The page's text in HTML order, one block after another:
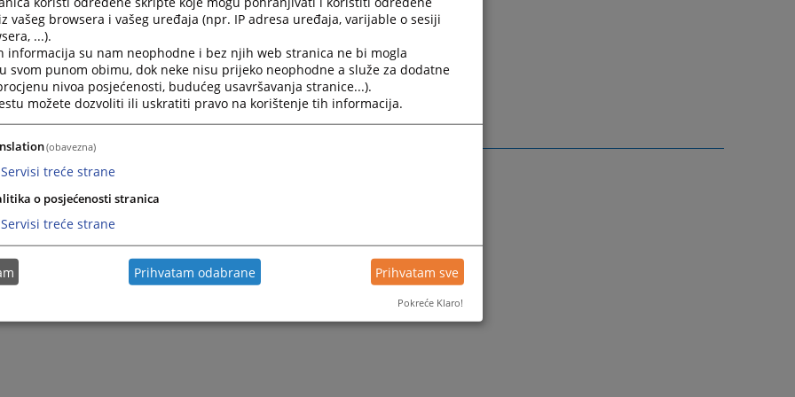
opsud-gracanica@pravosudje.ba
prijema pismena uposlenik suda dužan je da stranci izda potvrdu o
predaje dokumenta potrebno je platiti propisanu sudsku taksu.
vašeg browsera i vašeg uređaja (npr. IP adresa uređaja, varijable o sesiji
...).
informacija su nam neophodne i bez njih web stranica ne bi mogla
svom punom obimu, dok neke nisu prijeko neophodne a služe za dodatne
nivoa posjećenosti, budućeg usavršavanja stranice...).
možete dozvoliti ili uskratiti pravo na korištenje tih informacija.
(obavezna)
Servisi treće strane
o posjećenosti stranica
Servisi treće strane
Prihvatam odabrane Prihvatam sve
Pokreće Klaro!